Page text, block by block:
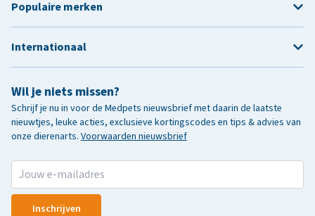
Wil je niets missen?
Schrijf je nu in voor de Medpets nieuwsbrief met daarin de laatste
nieuwtjes, leuke acties, exclusieve kortingscodes en tips & advies van
onze dierenarts. Voorwaarden nieuwsbrief
Inschrijven
Populaire merken
Internationaal